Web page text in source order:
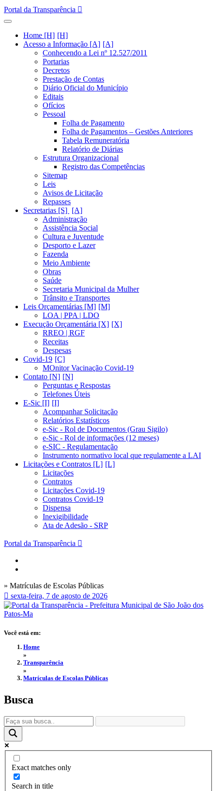
Portal da Transparência
Home [H]
Acesso a Informação [A]
Conhecendo a Lei nº 12.527/2011
Portarias
Decretos
Prestação de Contas
Diário Oficial do Município
Editais
Ofícios
Pessoal
Folha de Pagamento
Folha de Pagamentos – Gestões Anteriores
Tabela Remuneratória
Relatório de Diárias
Estrutura Organizacional
Registro das Competências
Sitemap
Leis
Avisos de Licitação
Repasses
Secretarias [S]
Administração
Assistência Social
Cultura e Juventude
Desporto e Lazer
Fazenda
Meio Ambiente
Obras
Saúde
Secretaria Municipal da Mulher
Trânsito e Transportes
Leis Orçamentárias [M]
LOA | PPA | LDO
Execução Orçamentária [X]
RREO | RGF
Receitas
Despesas
Covid-19
MOnitor Vacinação Covid-19
Contato [N]
Perguntas e Respostas
Telefones Úteis
E-Sic [I]
Acompanhar Solicitação
Relatórios Estatísticos
e-Sic - Rol de Documentos (Grau Sigilo)
e-Sic - Rol de informações (12 meses)
e-SIC - Regulamentação
Instrumento normativo local que regulamente a LAI
Licitações e Contratos [L]
Licitações
Contratos
Licitações Covid-19
Contratos Covid-19
Dispensa
Inexigibilidade
Ata de Adesão - SRP
Portal da Transparência
» Matrículas de Escolas Públicas
sexta-feira, 7 de agosto de 2026
Você está em:
Home
»
Transparência
»
Matrículas de Escolas Públicas
Busca
Exact matches only
Search in title